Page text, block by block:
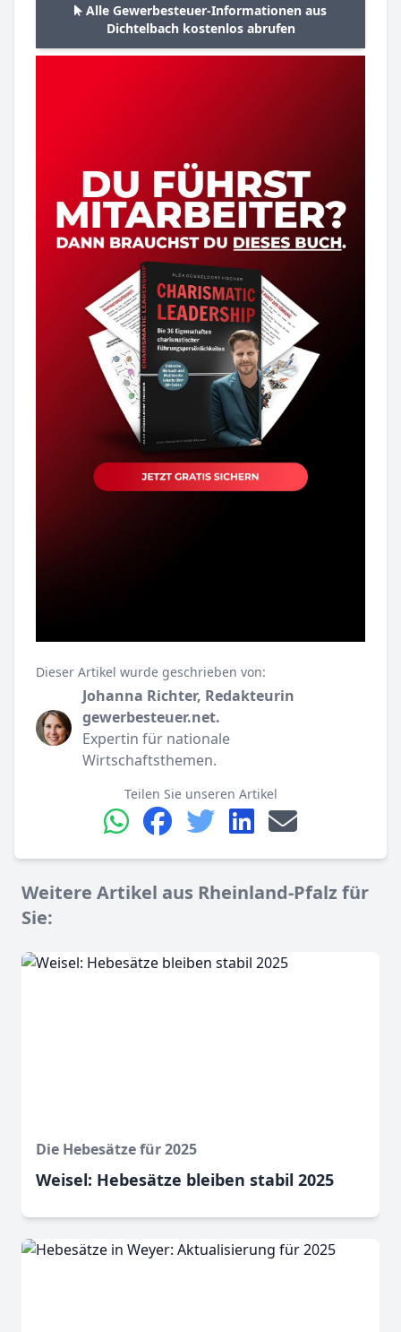
Alle Gewerbesteuer-Informationen aus
Dichtelbach kostenlos abrufen
Dieser Artikel wurde geschrieben von:
Johanna Richter, Redakteurin
gewerbesteuer.net.
Expertin für nationale
Wirtschaftsthemen.
Teilen Sie unseren Artikel
Weitere Artikel aus Rheinland-Pfalz für
Sie:
Die Hebesätze für 2025
Weisel: Hebesätze bleiben stabil 2025